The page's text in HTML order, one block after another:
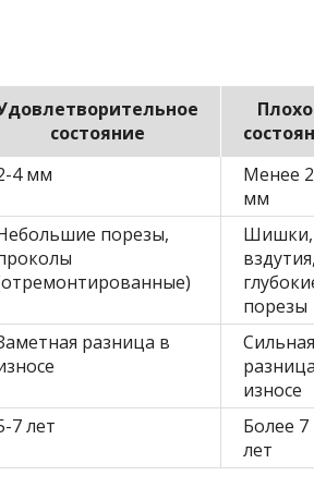
состояние
4 мм
Менее 2
мм
порезы,
Шишки,
вздутия,
порезы
разница в
Сильная
износе
7 лет
Более 7
лет